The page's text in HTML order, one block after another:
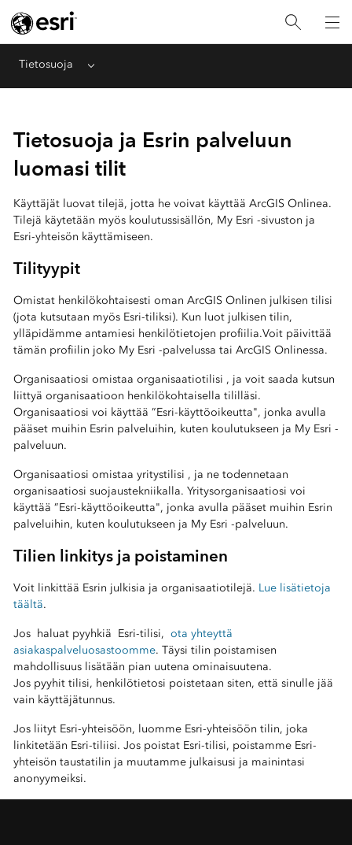
Tietosuoja Menu
Tietosuoja ja Esrin palveluun
luomasi tilit
Käyttäjät luovat tilejä, jotta he voivat käyttää ArcGIS Onlinea.
Tilejä käytetään myös koulutussisällön, My Esri -sivuston ja
Esri-yhteisön käyttämiseen.
Tilityypit
Omistat henkilökohtaisesti oman ArcGIS Onlinen julkisen tilisi
(jota kutsutaan myös Esri-tiliksi). Kun luot julkisen tilin,
ylläpidämme antamiesi henkilötietojen profiilia.Voit päivittää
tämän profiilin joko My Esri -palvelussa tai ArcGIS Onlinessa.
Organisaatiosi omistaa organisaatiotilisi , ja voit saada kutsun
liittyä organisaatioon henkilökohtaisella tililläsi.
Organisaatiosi voi käyttää ”Esri-käyttöoikeutta", jonka avulla
pääset muihin Esrin palveluihin, kuten koulutukseen ja My Esri -
palveluun.
Organisaatiosi omistaa yritystilisi , ja ne todennetaan
organisaatiosi suojaustekniikalla. Yritysorganisaatiosi voi
käyttää ”Esri-käyttöoikeutta", jonka avulla pääset muihin Esrin
palveluihin, kuten koulutukseen ja My Esri -palveluun.
Tilien linkitys ja poistaminen
Voit linkittää Esrin julkisia ja organisaatiotilejä. Lue lisätietoja
täältä.
Jos haluat pyyhkiä Esri-tilisi, ota yhteyttä
asiakaspalveluosastoomme. Täysi tilin poistamisen
mahdollisuus lisätään pian uutena ominaisuutena.
Jos pyyhit tilisi, henkilötietosi poistetaan siten, että sinulle jää
vain käyttäjätunnus.
Jos liityt Esri-yhteisöön, luomme Esri-yhteisöön tilin, joka
linkitetään Esri-tiliisi. Jos poistat Esri-tilisi, poistamme Esri-
yhteisön taustatilin ja muutamme julkaisusi ja mainintasi
anonyymeiksi.